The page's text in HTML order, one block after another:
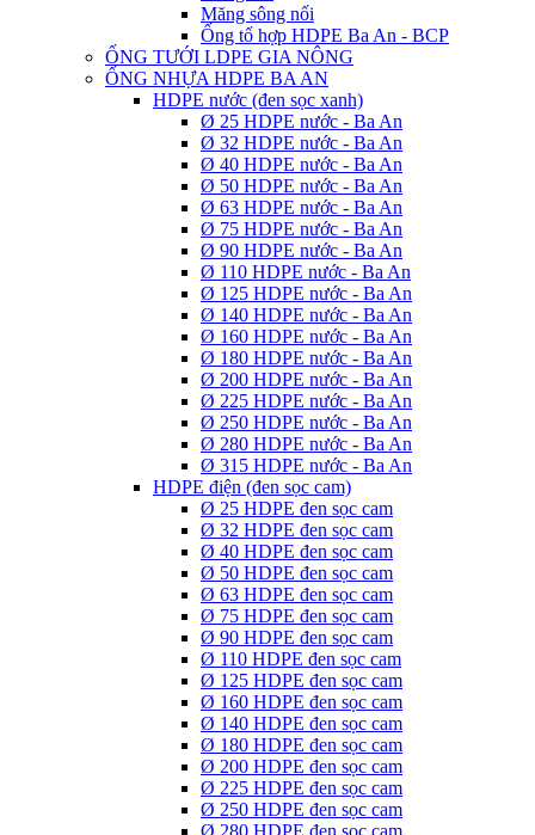
Măng sông nối
Ống tổ hợp HDPE Ba An - BCP
ỐNG TƯỚI LDPE GIA NÔNG
ỐNG NHỰA HDPE BA AN
HDPE nước (đen sọc xanh)
Ø 25 HDPE nước - Ba An
Ø 32 HDPE nước - Ba An
Ø 40 HDPE nước - Ba An
Ø 50 HDPE nước - Ba An
Ø 63 HDPE nước - Ba An
Ø 75 HDPE nước - Ba An
Ø 90 HDPE nước - Ba An
Ø 110 HDPE nước - Ba An
Ø 125 HDPE nước - Ba An
Ø 140 HDPE nước - Ba An
Ø 160 HDPE nước - Ba An
Ø 180 HDPE nước - Ba An
Ø 200 HDPE nước - Ba An
Ø 225 HDPE nước - Ba An
Ø 250 HDPE nước - Ba An
Ø 280 HDPE nước - Ba An
Ø 315 HDPE nước - Ba An
HDPE điện (đen sọc cam)
Ø 25 HDPE đen sọc cam
Ø 32 HDPE đen sọc cam
Ø 40 HDPE đen sọc cam
Ø 50 HDPE đen sọc cam
Ø 63 HDPE đen sọc cam
Ø 75 HDPE đen sọc cam
Ø 90 HDPE đen sọc cam
Ø 110 HDPE đen sọc cam
Ø 125 HDPE đen sọc cam
Ø 160 HDPE đen sọc cam
Ø 140 HDPE đen sọc cam
Ø 180 HDPE đen sọc cam
Ø 200 HDPE đen sọc cam
Ø 225 HDPE đen sọc cam
Ø 250 HDPE đen sọc cam